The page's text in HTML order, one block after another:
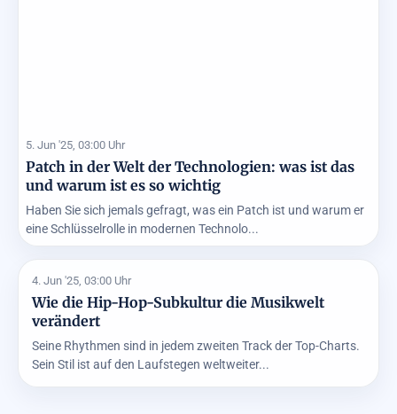
5. Jun '25, 03:00 Uhr
Patch in der Welt der Technologien: was ist das
und warum ist es so wichtig
Haben Sie sich jemals gefragt, was ein Patch ist und warum er
eine Schlüsselrolle in modernen Technolo...
4. Jun '25, 03:00 Uhr
Wie die Hip-Hop-Subkultur die Musikwelt
verändert
Seine Rhythmen sind in jedem zweiten Track der Top-Charts.
Sein Stil ist auf den Laufstegen weltweiter...